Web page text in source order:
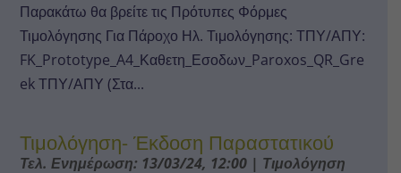
Παρακάτω θα βρείτε τις Πρότυπες Φόρμες
Τιμολόγησης Για Πάροχο Ηλ. Τιμολόγησης: ΤΠΥ/ΑΠΥ:
FK_Prototype_A4_Καθετη_Εσοδων_Paroxos_QR_Gre
ek ΤΠΥ/ΑΠΥ (Στα...
Τιμολόγηση- Έκδοση Παραστατικού
Τελ. Ενημέρωση: 13/03/24, 12:00| Τιμολόγηση